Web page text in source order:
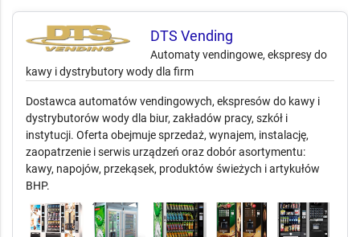
DTS Vending
Automaty vendingowe, ekspresy do
kawy i dystrybutory wody dla firm
Dostawca automatów vendingowych, ekspresów do kawy i
dystrybutorów wody dla biur, zakładów pracy, szkół i
instytucji. Oferta obejmuje sprzedaż, wynajem, instalację,
zaopatrzenie i serwis urządzeń oraz dobór asortymentu:
kawy, napojów, przekąsek, produktów świeżych i artykułów
BHP.